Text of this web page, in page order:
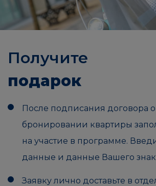
Получите
подарок
После подписания договора о
бронировании квартиры
на участие в программе.
данные и данные Вашего
Заявку лично доставьте в